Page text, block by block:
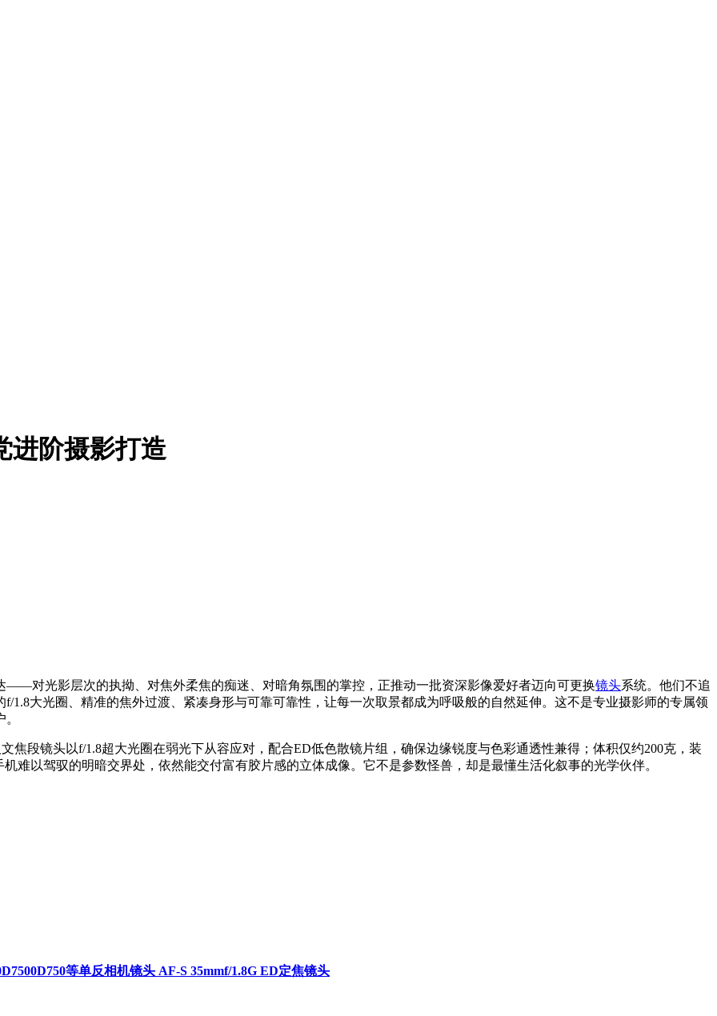
进阶摄影打造
对光影层次的执拗、对焦外柔焦的痴迷、对暗角氛围的掌控，正推动一批资深影像爱好者迈向可更换镜头系统。他们不追
1.8大光圈、精准的焦外过渡、紧凑身形与可靠可靠性，让每一次取景都成为呼吸般的自然延伸。这不是专业摄影师的专属领
焦段镜头以f/1.8超大光圈在弱光下从容应对，配合ED低色散镜片组，确保边缘锐度与色彩通透性兼得；体积仅约200克，装
难以驾驭的明暗交界处，依然能交付富有胶片感的立体成像。它不是参数怪兽，却是最懂生活化叙事的光学伙伴。
等单反相机镜头 AF-S 35mmf/1.8G ED定焦镜头